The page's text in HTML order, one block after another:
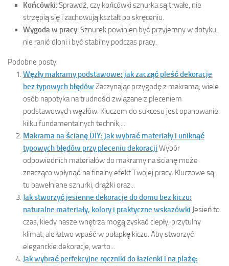
Końcówki: Sprawdź, czy końcówki sznurka są trwałe, nie
strzępią się i zachowują kształt po skręceniu.
Wygoda w pracy: Sznurek powinien być przyjemny w dotyku,
nie ranić dłoni i być stabilny podczas pracy.
Podobne posty:
Węzły makramy podstawowe: jak zacząć pleść dekoracje
bez typowych błędów Zaczynając przygodę z makramą, wiele
osób napotyka na trudności związane z pleceniem
podstawowych węzłów. Kluczem do sukcesu jest opanowanie
kilku fundamentalnych technik,...
Makrama na ścianę DIY: jak wybrać materiały i uniknąć
typowych błędów przy pleceniu dekoracji Wybór
odpowiednich materiałów do makramy na ścianę może
znacząco wpłynąć na finalny efekt Twojej pracy. Kluczowe są
tu bawełniane sznurki, drążki oraz...
Jak stworzyć jesienne dekoracje do domu bez kiczu:
naturalne materiały, kolory i praktyczne wskazówki Jesień to
czas, kiedy nasze wnętrza mogą zyskać ciepły, przytulny
klimat, ale łatwo wpaść w pułapkę kiczu. Aby stworzyć
eleganckie dekoracje, warto...
Jak wybrać perfekcyjne ręczniki do łazienki i na plażę: